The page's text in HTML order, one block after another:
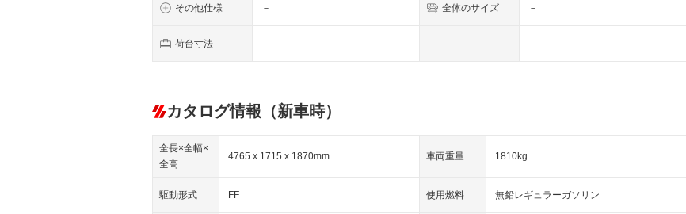
その他仕様 － 全体のサイズ －
荷台寸法 －
カタログ情報（新車時）
全長×全幅×
全高
4765 x 1715 x 1870mm 車両重量 1810kg
駆動形式 FF 使用燃料 無鉛レギュラーガソリン